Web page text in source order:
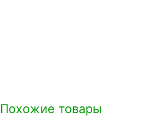
Похожие товары